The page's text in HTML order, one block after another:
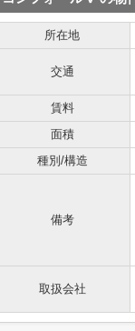
所在地
交通
賃料
面積
種別/構造
備考
取扱会社